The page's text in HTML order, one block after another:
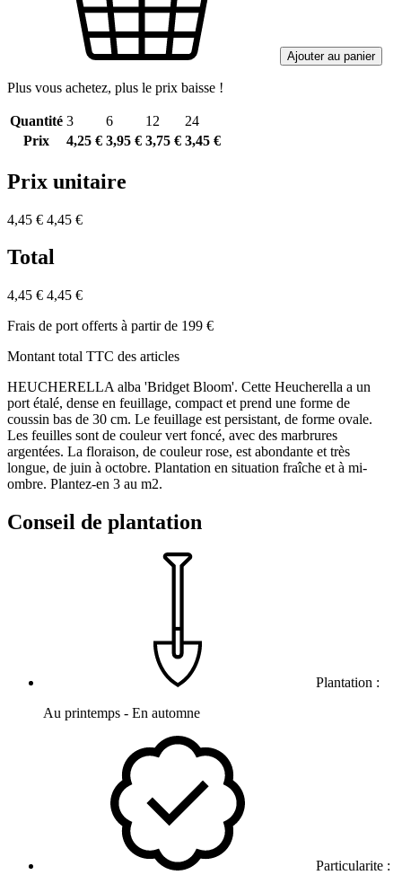
Ajouter au panier
Plus vous achetez, plus le prix baisse !
Quantité 3 6 12
24
Prix
4,25 € 3,95 € 3,75 € 3,45 €
Prix unitaire
4,45 € 4,45 €
Total
4,45 € 4,45 €
Frais de port offerts à partir de 199 €
Montant total TTC des articles
HEUCHERELLA alba 'Bridget Bloom'. Cette Heucherella a un
port étalé, dense en feuillage, compact et prend une forme de
coussin bas de 30 cm. Le feuillage est persistant, de forme ovale.
Les feuilles sont de couleur vert foncé, avec des marbrures
argentées. La floraison, de couleur rose, est abondante et très
longue, de juin à octobre. Plantation en situation fraîche et à mi-
ombre. Plantez-en 3 au m2.
Conseil de plantation
Plantation :
Au printemps - En automne
Particularite :